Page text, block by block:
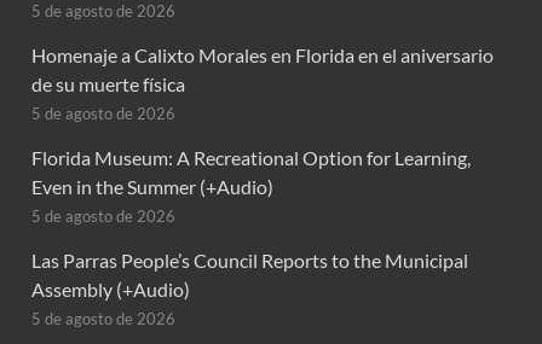
5 de agosto de 2026
Homenaje a Calixto Morales en Florida en el aniversario
de su muerte física
5 de agosto de 2026
Florida Museum: A Recreational Option for Learning,
Even in the Summer (+Audio)
5 de agosto de 2026
Las Parras People’s Council Reports to the Municipal
Assembly (+Audio)
5 de agosto de 2026